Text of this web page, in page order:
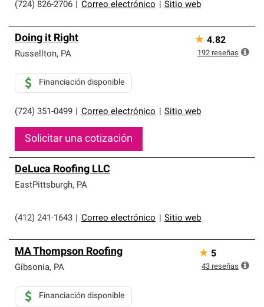
(724) 826-2706 Correo electrónico Sitio web
Doing it Right
Russellton, PA
(724) 351-0499 Correo electrónico Sitio web
Financiación disponible
Solicitar una cotización
★ 4.82
192 reseñas
DeLuca Roofing LLC
EastPittsburgh, PA
(412) 241-1643 Correo electrónico Sitio web
MA Thompson Roofing
Gibsonia, PA
Financiación disponible
★ 5
43 reseñas